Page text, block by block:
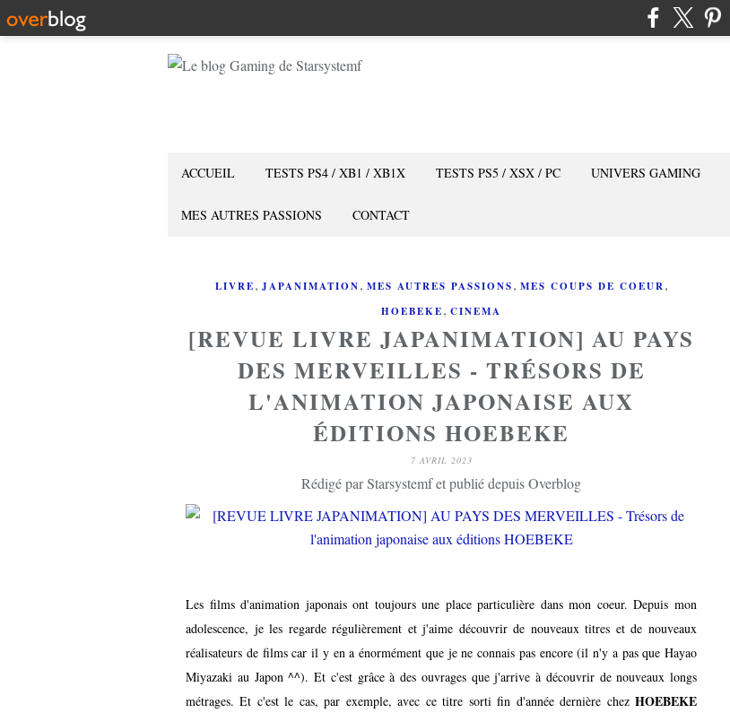
ACCUEIL TESTS PS4 / XB1 / XB1X TESTS PS5 / XSX / PC UNIVERS GAMING
MES AUTRES PASSIONS CONTACT
LIVRE, JAPANIMATION, MES AUTRES PASSIONS, MES COUPS DE COEUR,
HOEBEKE, CINEMA
[REVUE LIVRE JAPANIMATION] AU PAYS
DES MERVEILLES - TRÉSORS DE
L'ANIMATION JAPONAISE AUX
ÉDITIONS HOEBEKE
7 AVRIL 2023
Rédigé par Starsystemf et publié depuis Overblog
Les films d'animation japonais ont toujours une place particulière dans mon coeur. Depuis mon
adolescence, je les regarde régulièrement et j'aime découvrir de nouveaux titres et de nouveaux
réalisateurs de films car il y en a énormément que je ne connais pas encore (il n'y a pas que Hayao
Miyazaki au Japon ^^). Et c'est grâce à des ouvrages que j'arrive à découvrir de nouveaux longs
métrages. Et c'est le cas, par exemple, avec ce titre sorti fin d'année dernière chez HOEBEKE